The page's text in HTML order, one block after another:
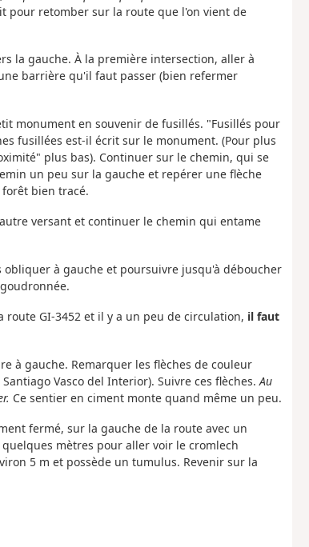
pour retomber sur la route que l'on vient de
la gauche. À la première intersection, aller à
barrière qu'il faut passer (bien refermer
monument en souvenir de fusillés. "Fusillés pour
fusillées est-il écrit sur le monument. (Pour plus
plus bas). Continuer sur le chemin, qui se
un peu sur la gauche et repérer une flèche
bien tracé.
versant et continuer le chemin qui entame
à gauche et poursuivre jusqu'à déboucher
GI-3452 et il y a un peu de circulation, il faut
à gauche. Remarquer les flèches de couleur
Vasco del Interior). Suivre ces flèches. Au
Ce sentier en ciment monte quand même un peu.
fermé, sur la gauche de la route avec un
mètres pour aller voir le cromlech
5 m et possède un tumulus. Revenir sur la